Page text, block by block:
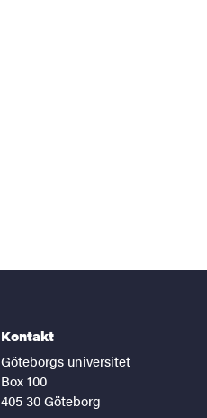
Kontakt
Göteborgs universitet
Box 100
405 30 Göteborg